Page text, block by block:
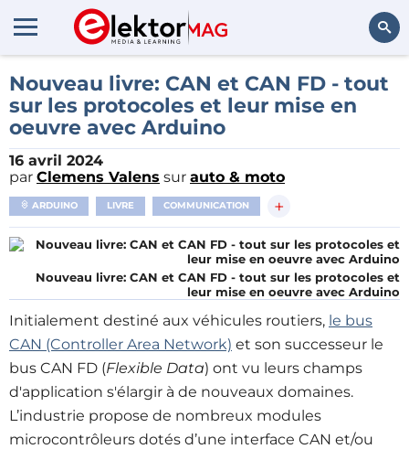
Rechercher
Nouveau livre: CAN et CAN FD - tout
sur les protocoles et leur mise en
oeuvre avec Arduino
16 avril 2024
par Clemens Valens sur auto & moto
ARDUINO LIVRE COMMUNICATION +
Nouveau livre: CAN et CAN FD - tout sur les protocoles et
leur mise en oeuvre avec Arduino
Initialement destiné aux véhicules routiers, le bus
CAN (Controller Area Network) et son successeur le
bus CAN FD (Flexible Data) ont vu leurs champs
d'application s'élargir à de nouveaux domaines.
L’industrie propose de nombreux modules
microcontrôleurs dotés d’une interface CAN et/ou